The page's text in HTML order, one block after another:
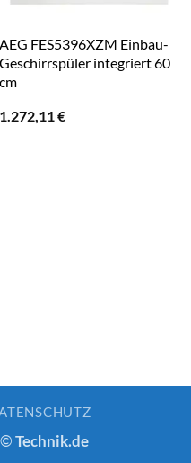
AEG FES5396XZM Einbau-
Geschirrspüler integriert 60
cm
1.272,11€
Technik.de